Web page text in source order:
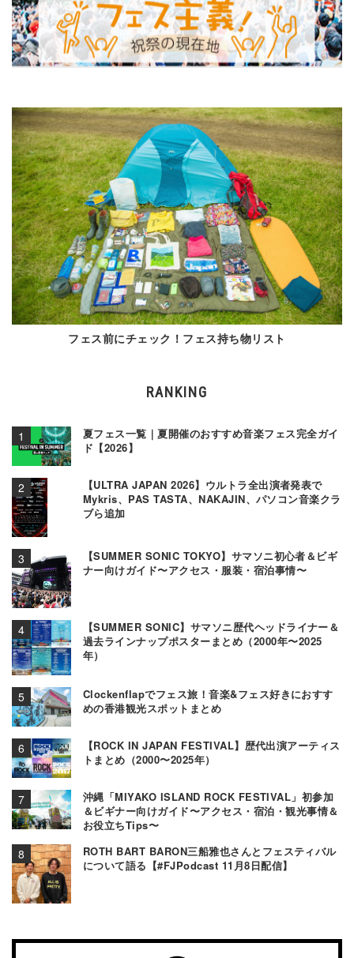
フェス前にチェック！フェス持ち物リスト
RANKING
夏フェス一覧｜夏開催のおすすめ音楽フェス完全ガイ
ド【2026】
【ULTRA JAPAN 2026】ウルトラ全出演者発表で
Mykris、PAS TASTA、NAKAJIN、パソコン音楽クラ
ブら追加
【SUMMER SONIC TOKYO】サマソニ初心者＆ビギ
ナー向けガイド〜アクセス・服装・宿泊事情〜
【SUMMER SONIC】サマソニ歴代ヘッドライナー＆
過去ラインナップポスターまとめ（2000年〜2025
年）
Clockenflapでフェス旅！音楽&フェス好きにおすす
めの香港観光スポットまとめ
【ROCK IN JAPAN FESTIVAL】歴代出演アーティス
トまとめ（2000〜2025年）
沖縄「MIYAKO ISLAND ROCK FESTIVAL」初参加
＆ビギナー向けガイド〜アクセス・宿泊・観光事情＆
お役立ちTips〜
ROTH BART BARON三船雅也さんとフェスティバル
について語る【#FJPodcast 11月8日配信】